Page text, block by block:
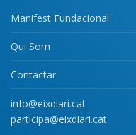
Manifest Fundacional
Qui Som
Contactar
info@eixdiari.cat
participa@eixdiari.cat